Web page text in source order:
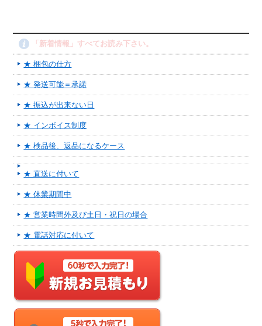
「新着情報」すべてお読み下さい。
★ 梱包の仕方
★ 発送可能＝承諾
★ 振込が出来ない日
★ インボイス制度
★ 検品後、返品になるケース
★ 直送に付いて
★ 休業期間中
★ 営業時間外及び土日・祝日の場合
★ 電話対応に付いて